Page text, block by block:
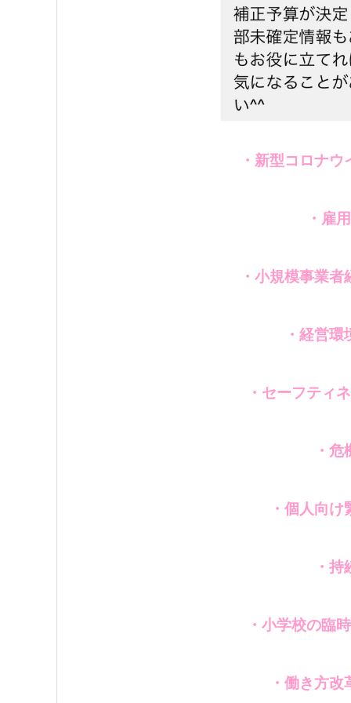
・新型コロナ
・雇
・小規模事業
・経営
・セーフティ
・
・個人向
・
・小学校の臨
・働き方